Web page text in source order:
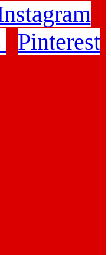
Pinterest